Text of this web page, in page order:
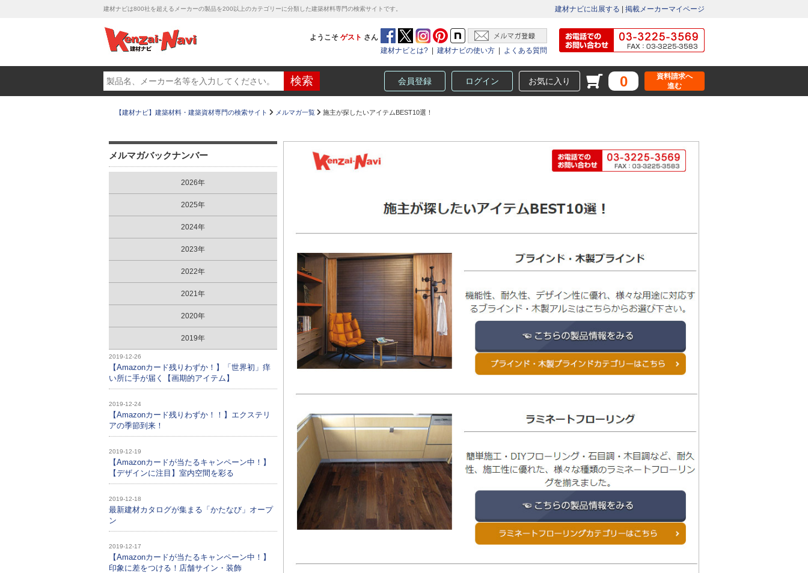
建材ナビは800社を超えるメーカーの製品を200以上のカテゴリーに分類した建築材料専門の検索サイトです。 建材ナビに出展する 掲載メーカーマイページ
ようこそ ゲスト さん
建材ナビとは?
建材ナビの使い方 よくある質問
会員登録 ログイン お気に入り 0
資料請求へ
進む
【建材ナビ】建築材料・建築資材専門の検索サイト メルマガ一覧 施主が探したいアイテムBEST10選！
メルマガバックナンバー
2026年
2025年
2024年
2023年
2022年
2021年
2020年
2019年
2019-12-26
【Amazonカード残りわずか！】「世界初」痒
い所に手が届く【画期的アイテム】
2019-12-24
【Amazonカード残りわずか！！】エクステリ
アの季節到来！
2019-12-19
【Amazonカードが当たるキャンペーン中！】
【デザインに注目】室内空間を彩る
2019-12-18
最新建材カタログが集まる「かたなび」オープ
ン
2019-12-17
【Amazonカードが当たるキャンペーン中！】
印象に差をつける！店舗サイン・装飾